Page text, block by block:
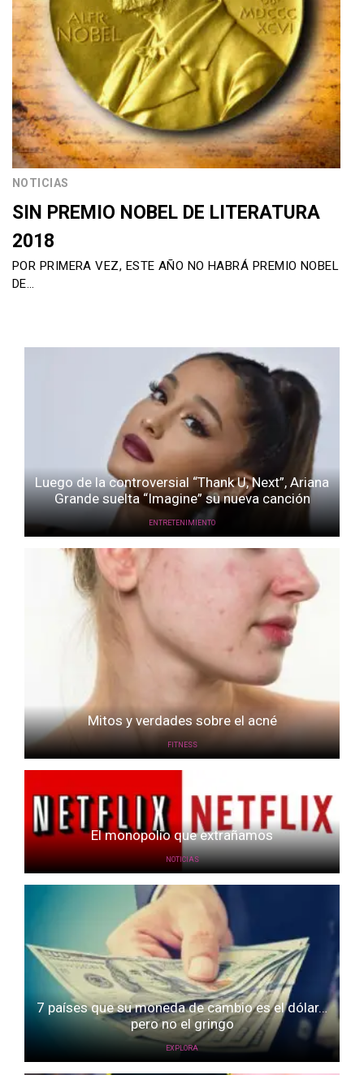
NOTICIAS
SIN PREMIO NOBEL DE LITERATURA
2018
POR PRIMERA VEZ, ESTE AÑO NO HABRÁ PREMIO NOBEL
DE…
Luego de la controversial “Thank U, Next”, Ariana
Grande suelta “Imagine” su nueva canción
ENTRETENIMIENTO
Mitos y verdades sobre el acné
FITNESS
El monopolio que extrañamos
NOTICIAS
7 países que su moneda de cambio es el dólar…
pero no el gringo
EXPLORA